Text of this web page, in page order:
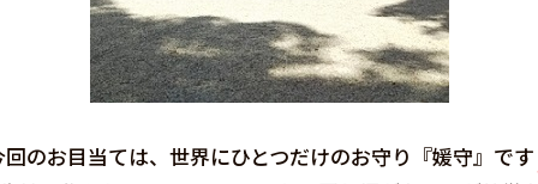
のお目当ては、世界にひとつだけのお守り『媛守』です